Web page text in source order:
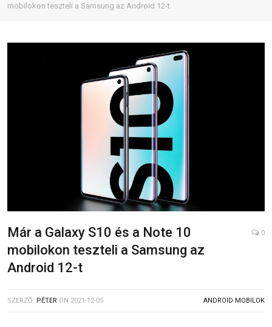
mobilokon teszteli a Samsung az Android 12-t
Már a Galaxy S10 és a Note 10
mobilokon teszteli a Samsung az
Android 12-t
0
SZERZŐ: PÉTER ON 2021-12-05 ANDROID MOBILOK